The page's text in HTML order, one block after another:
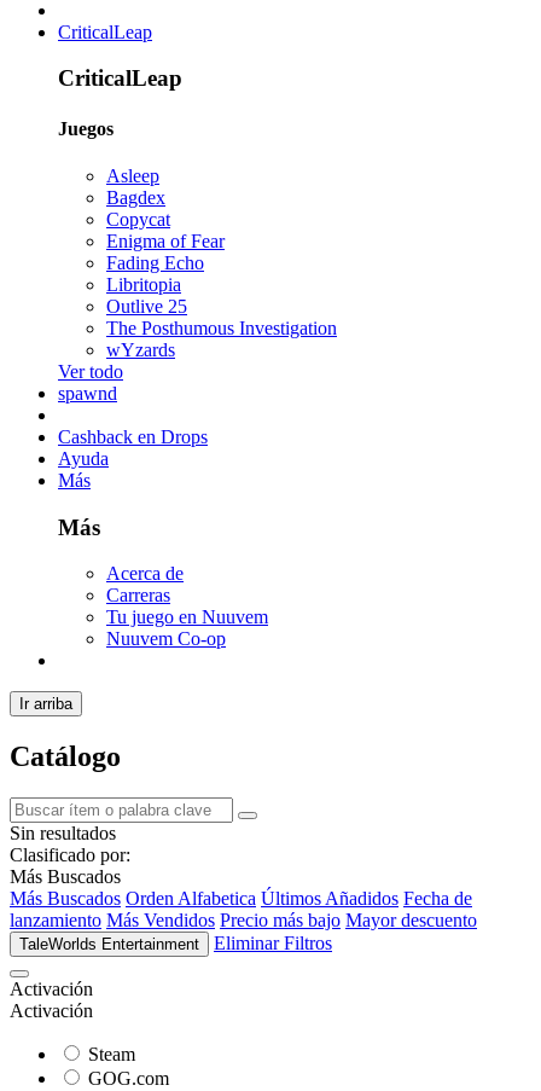
CriticalLeap
CriticalLeap
Juegos
Asleep
Bagdex
Copycat
Enigma of Fear
Fading Echo
Libritopia
Outlive 25
The Posthumous Investigation
wYzards
Ver todo
spawnd
Cashback en Drops
Ayuda
Más
Más
Acerca de
Carreras
Tu juego en Nuuvem
Nuuvem Co-op
Ir arriba
Catálogo
Sin resultados
Clasificado por:
Más Buscados
Más Buscados Orden Alfabetica Últimos Añadidos Fecha de
lanzamiento Más Vendidos Precio más bajo Mayor descuento
TaleWorlds Entertainment Eliminar Filtros
Activación
Activación
Steam
GOG.com